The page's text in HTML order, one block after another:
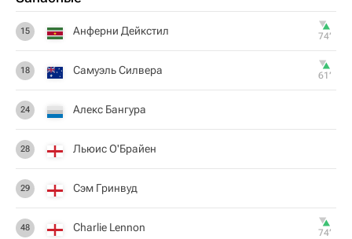
15 Анферни Дейкстил 74‎’‎
18 Самуэль Силвера 61‎’‎
24 Алекс Бангура
28 Льюис О'Брайен
29 Сэм Гринвуд
48 Charlie Lennon 74‎’‎